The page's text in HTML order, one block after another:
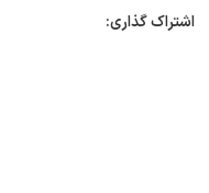
اشتراک گذاری: